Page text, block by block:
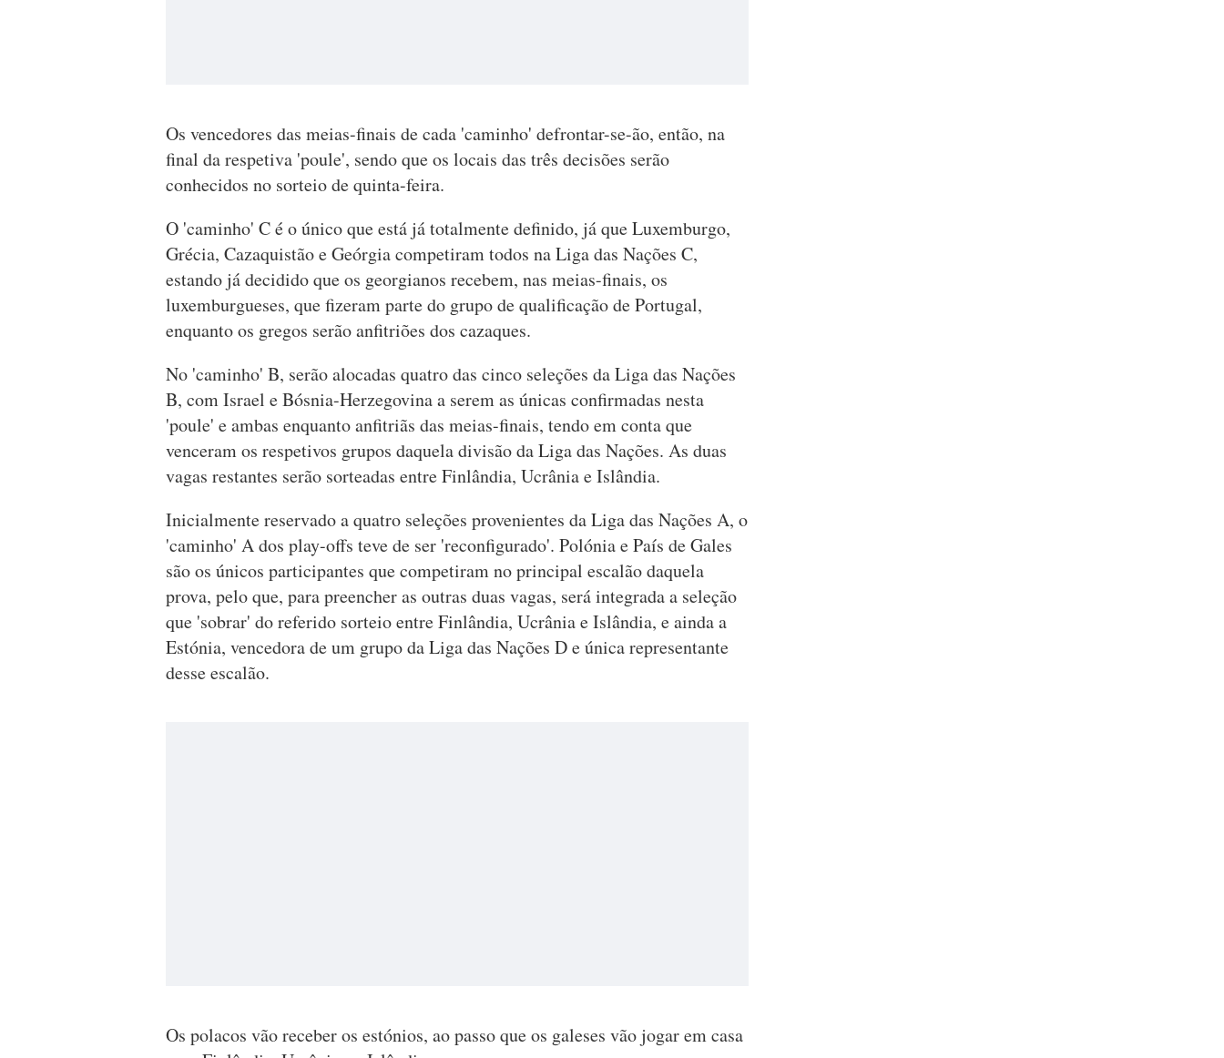
Os vencedores das meias-finais de cada 'caminho' defrontar-se-ão, então, na
final da respetiva 'poule', sendo que os locais das três decisões serão
conhecidos no sorteio de quinta-feira.
O 'caminho' C é o único que está já totalmente definido, já que Luxemburgo,
Grécia, Cazaquistão e Geórgia competiram todos na Liga das Nações C,
estando já decidido que os georgianos recebem, nas meias-finais, os
luxemburgueses, que fizeram parte do grupo de qualificação de Portugal,
enquanto os gregos serão anfitriões dos cazaques.
No 'caminho' B, serão alocadas quatro das cinco seleções da Liga das Nações
B, com Israel e Bósnia-Herzegovina a serem as únicas confirmadas nesta
'poule' e ambas enquanto anfitriãs das meias-finais, tendo em conta que
venceram os respetivos grupos daquela divisão da Liga das Nações. As duas
vagas restantes serão sorteadas entre Finlândia, Ucrânia e Islândia.
Inicialmente reservado a quatro seleções provenientes da Liga das Nações A, o
'caminho' A dos play-offs teve de ser 'reconfigurado'. Polónia e País de Gales
são os únicos participantes que competiram no principal escalão daquela
prova, pelo que, para preencher as outras duas vagas, será integrada a seleção
que 'sobrar' do referido sorteio entre Finlândia, Ucrânia e Islândia, e ainda a
Estónia, vencedora de um grupo da Liga das Nações D e única representante
desse escalão.
Os polacos vão receber os estónios, ao passo que os galeses vão jogar em casa